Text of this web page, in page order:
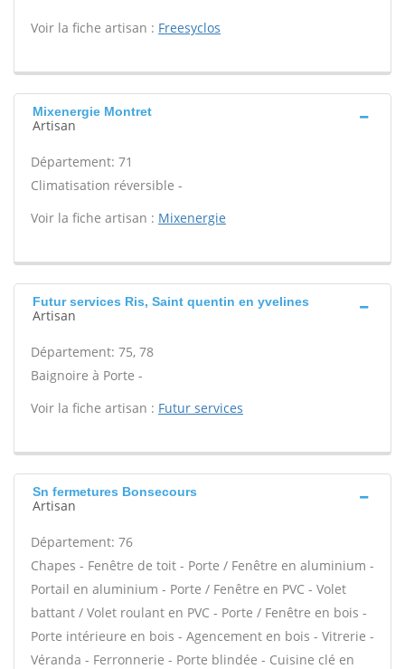
Voir la fiche artisan : Freesyclos
Mixenergie Montret
Artisan
Département: 71
Climatisation réversible -
Voir la fiche artisan : Mixenergie
Futur services Ris, Saint quentin en yvelines
Artisan
Département: 75, 78
Baignoire à Porte -
Voir la fiche artisan : Futur services
Sn fermetures Bonsecours
Artisan
Département: 76
Chapes - Fenêtre de toit - Porte / Fenêtre en aluminium -
Portail en aluminium - Porte / Fenêtre en PVC - Volet
battant / Volet roulant en PVC - Porte / Fenêtre en bois -
Porte intérieure en bois - Agencement en bois - Vitrerie -
Véranda - Ferronnerie - Porte blindée - Cuisine clé en